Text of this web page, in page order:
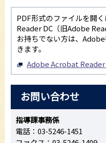
PDF形式のファイルを開
Reader DC（旧Adobe
お持ちでない方は、
きます。
Adobe Acrobat Reader
お問い合わせ
指導課事務係
電話：03-5246-1451